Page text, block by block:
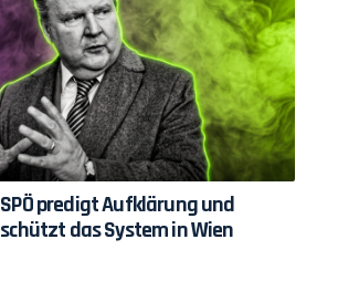
SPÖ predigt Aufklärung und
schützt das System in Wien